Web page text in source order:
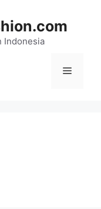
Indonesia
Menu